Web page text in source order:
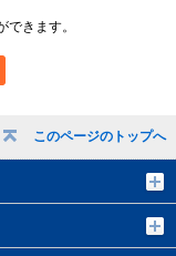
このページのトップへ
きます。